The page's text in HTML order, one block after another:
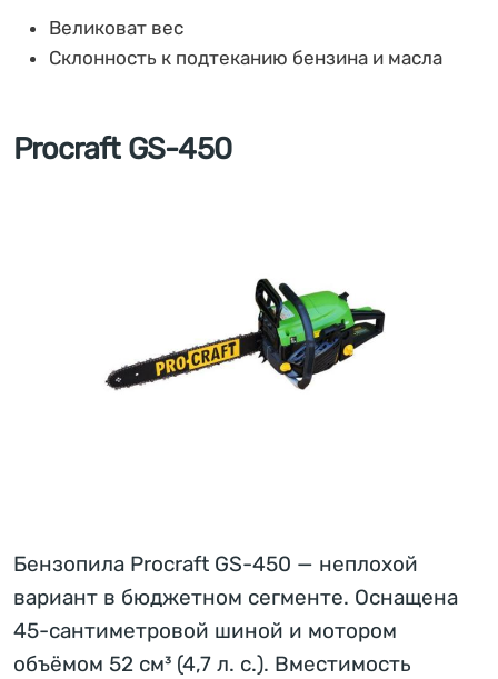
Великоват вес
Склонность к подтеканию бензина и масла
Procraft GS-450
Бензопила Procraft GS-450 — неплохой
вариант в бюджетном сегменте. Оснащена
45-сантиметровой шиной и мотором
объёмом 52 см³ (4,7 л. с.). Вместимость